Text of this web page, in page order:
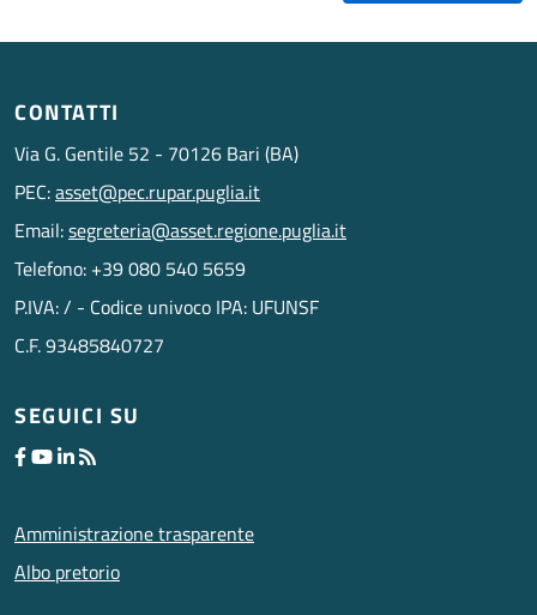
CONTATTI
Via G. Gentile 52 - 70126 Bari (BA)
PEC:asset@pec.rupar.puglia.it
Email:segreteria@asset.regione.puglia.it
Telefono: +39 080 540 5659
P.IVA: / - Codice univoco IPA: UFUNSF
C.F. 93485840727
SEGUICI SU
Amministrazione trasparente
Albo pretorio